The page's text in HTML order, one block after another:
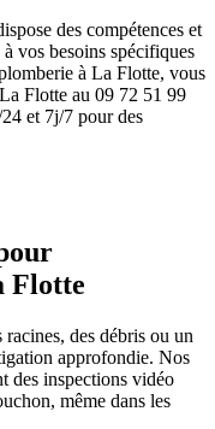
des compétences et
vos besoins spécifiques
à La Flotte, vous
Flotte au 09 72 51 99
et 7j/7 pour des
Flotte
des débris ou un
approfondie. Nos
des inspections vidéo
même dans les